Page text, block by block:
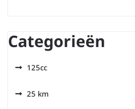
Categorieën
125cc
25 km